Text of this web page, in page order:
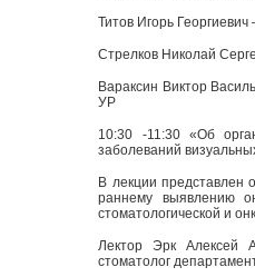
Титов Игорь
Стрелков Николай
Вараксин Виктор
УР
10:30 -11:30 «Об
заболеваний
В лекции представлен
раннему выявлению
стоматологической и
Лектор Эрк Алексей
стоматолог